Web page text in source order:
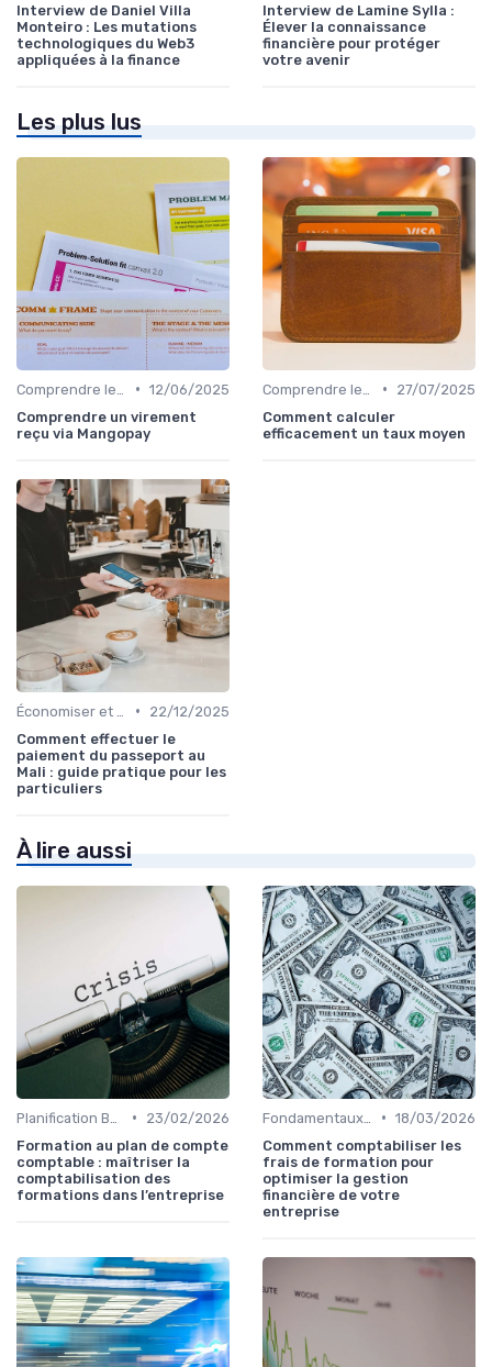
Interview de Daniel Villa
Monteiro : Les mutations
technologiques du Web3
appliquées à la finance
Interview de Lamine Sylla :
Élever la connaissance
financière pour protéger
votre avenir
Les plus lus
• 12/06/2025
Comprendre un virement
reçu via Mangopay
•
27/07/2025
Comment calculer
efficacement un taux moyen
•
22/12/2025
Comment effectuer le
paiement du passeport au
Mali : guide pratique pour les
particuliers
À lire aussi
•
23/02/2026
Formation au plan de compte
comptable : maîtriser la
comptabilisation des
formations dans l’entreprise
• 18/03/2026
Comment comptabiliser les
frais de formation pour
optimiser la gestion
financière de votre
entreprise